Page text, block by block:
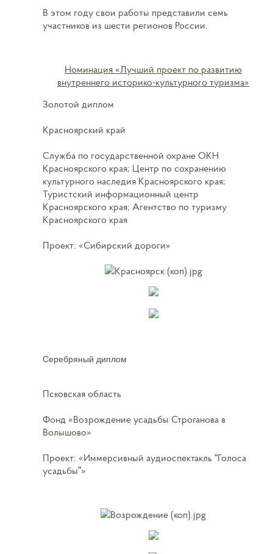
В этом году свои работы представили семь
участников из шести регионов России.
Номинация «Лучший проект по развитию
внутреннего историко-культурного туризма»
Золотой диплом
Красноярский край
Служба по государственной охране ОКН
Красноярского края; Центр по сохранению
культурного наследия Красноярского края;
Туристский информационный центр
Красноярского края; Агентство по туризму
Красноярского края
Проект: «Сибирский дороги»
Серебряный диплом
Псковская область
Фонд «Возрождение усадьбы Строганова в
Волышово»
Проект: «Иммерсивный аудиоспектакль “Голоса
усадьбы”»